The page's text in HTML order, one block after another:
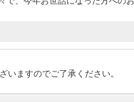
いますのでご了承ください。